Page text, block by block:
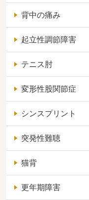
背中の痛み
起立性調節障害
テニス肘
変形性股関節症
シンスプリント
突発性難聴
猫背
更年期障害